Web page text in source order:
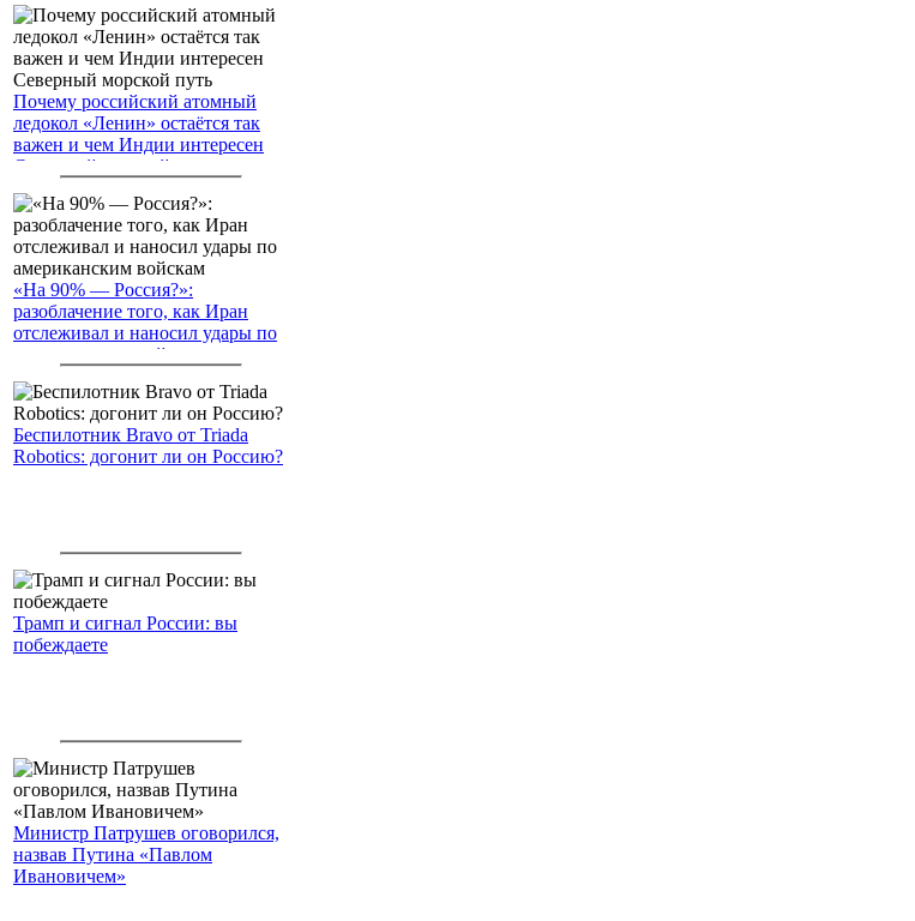
Почему российский атомный
ледокол «Ленин» остаётся так
важен и чем Индии интересен
Северный морской путь
«На 90% — Россия?»:
разоблачение того, как Иран
отслеживал и наносил удары по
американским войскам
Беспилотник Bravo от Triada
Robotics: догонит ли он Россию?
Трамп и сигнал России: вы
побеждаете
Министр Патрушев оговорился,
назвав Путина «Павлом
Ивановичем»